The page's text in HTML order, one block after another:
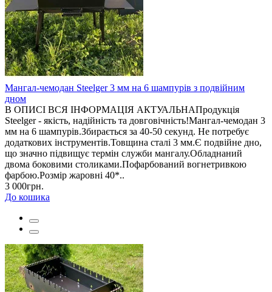
Мангал-чемодан Steelger 3 мм на 6 шампурів з подвійним
дном
В ОПИСІ ВСЯ ІНФОРМАЦІЯ АКТУАЛЬНАПродукція
Steelger - якість, надійність та довговічність!Мангал-чемодан 3
мм на 6 шампурів.Збирається за 40-50 секунд. Не потребує
додаткових інструментів.Товщина сталі 3 мм.Є подвійне дно,
що значно підвищує термін служби мангалу.Обладнаний
двома боковими столиками.Пофарбований вогнетривкою
фарбою.Розмір жаровні 40*..
3 000грн.
До кошика